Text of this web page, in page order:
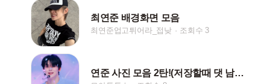
최연준 배경화면 모음
최연준업고튀어라_접낮 조회수 3
연준 사진 모음 2탄!(저장할때 댓 남겨주세요!)